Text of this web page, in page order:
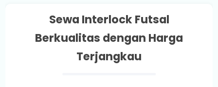
Sewa Interlock Futsal
Berkualitas dengan Harga
Terjangkau